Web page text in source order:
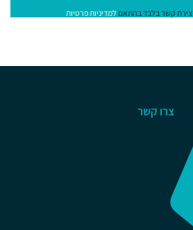
קשר בלבד בהתאםלמדיניות פרטיות
צרו קשר